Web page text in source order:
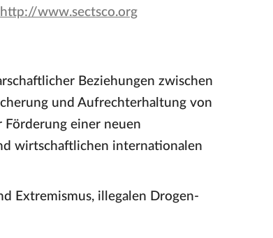
http://www.sectsco.org
Beziehungen zwischen
und Aufrechterhaltung von
Förderung einer neuen
wirtschaftlichen internationalen
Extremismus, illegalen Drogen-